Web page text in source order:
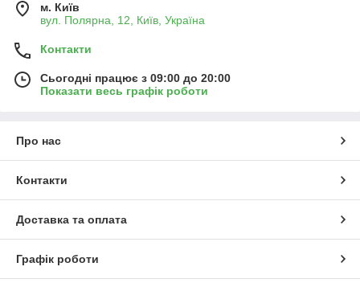
м. Київ
вул. Полярна, 12, Київ, Україна
Контакти
Сьогодні працює з 09:00 до 20:00
Показати весь графік роботи
Про нас
Контакти
Доставка та оплата
Графік роботи